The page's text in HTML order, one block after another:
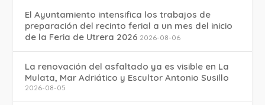
El Ayuntamiento intensifica los trabajos de
preparación del recinto ferial a un mes del inicio
de la Feria de Utrera 2026 2026-08-06
La renovación del asfaltado ya es visible en La
Mulata, Mar Adriático y Escultor Antonio Susillo
2026-08-05